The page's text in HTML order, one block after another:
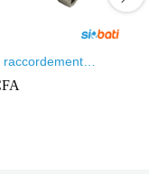
raccordement
FF